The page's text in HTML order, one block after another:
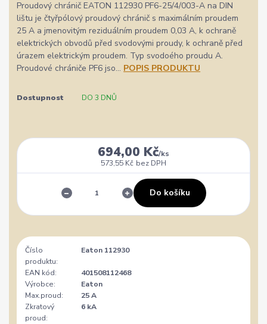
Proudový chránič EATON 112930 PF6-25/4/003-A na DIN
lištu je čtyřpólový proudový chránič s maximálním proudem
25 A a jmenovitým reziduálním proudem 0,03 A, k ochraně
elektrických obvodů před svodovými proudy, k ochraně před
úrazem elektrickým proudem. Typ svodoého proudu A.
Proudové chrániče PF6 jso... POPIS PRODUKTU
Dostupnost DO 3 DNŮ
694,00 Kč/ks
573,55 Kč bez DPH
Do košíku
Číslo
produktu:
Eaton 112930
EAN kód:
401508112468
Výrobce:
Eaton
Max.proud:
25 A
Zkratový
proud:
6 kA